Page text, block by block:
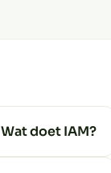
Wat doet IAM?